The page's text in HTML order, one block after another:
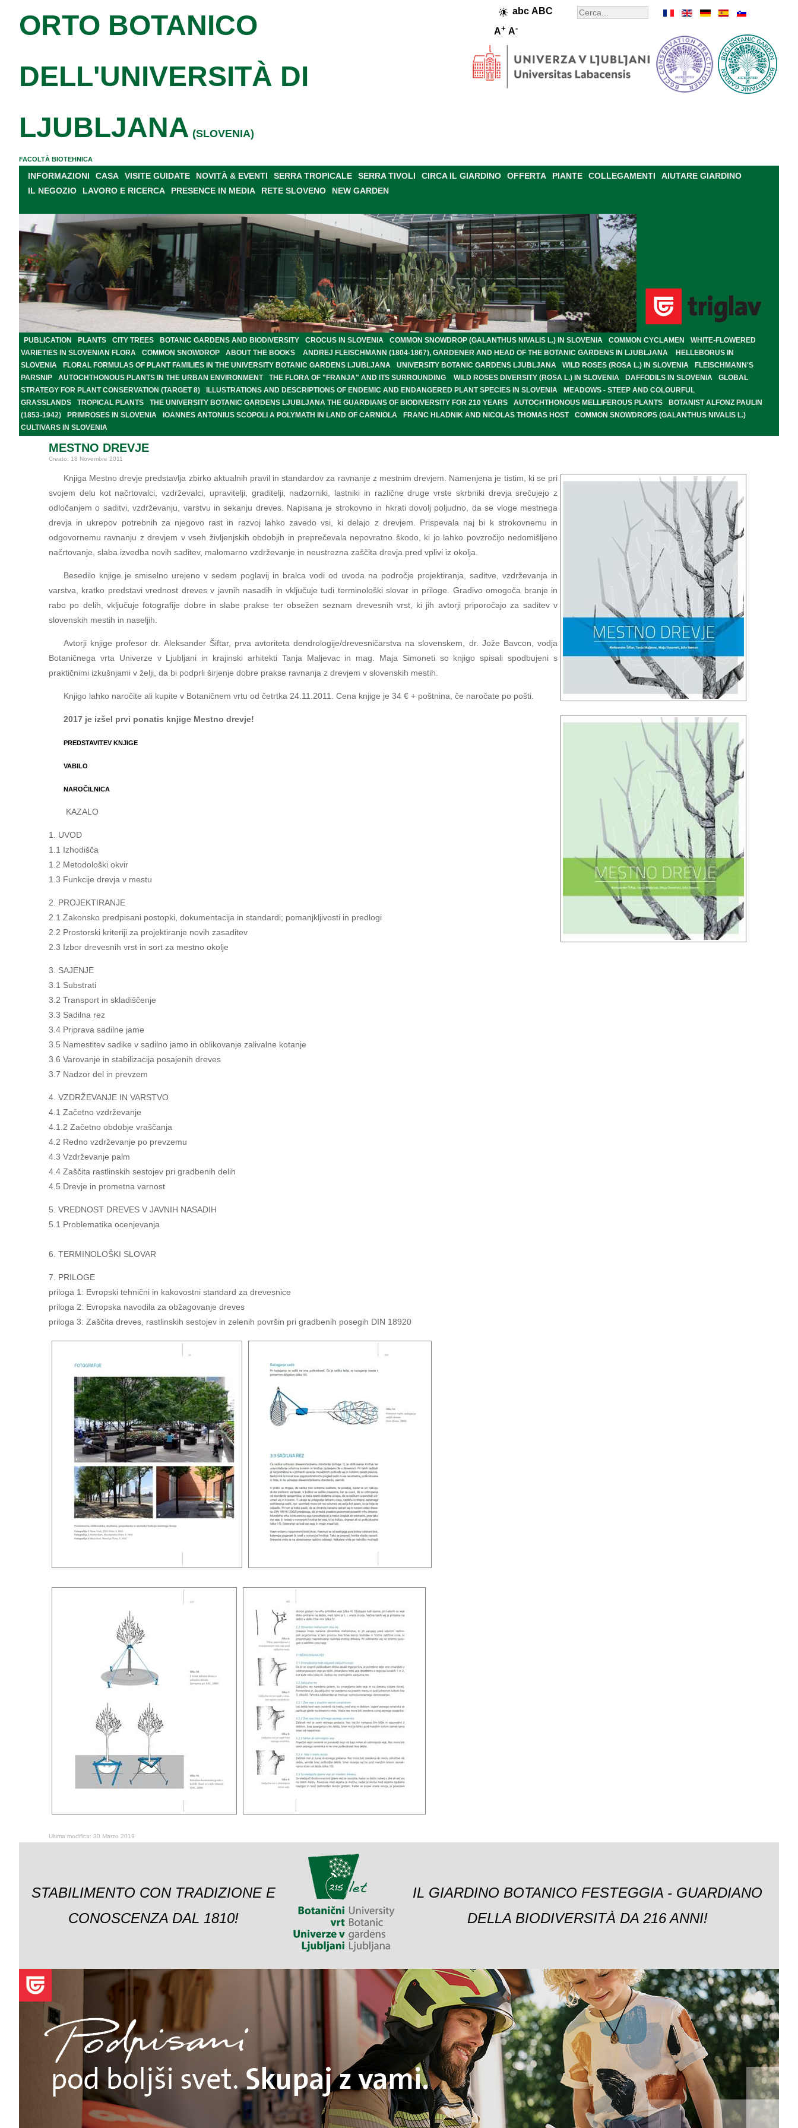
abc ABC
A+ A-
ORTO BOTANICO
DELL'UNIVERSITÀ DI
LJUBLJANA (SLOVENIA)
FACOLTÀ BIOTEHNICA
INFORMAZIONI CASA VISITE GUIDATE NOVITÀ & EVENTI SERRA TROPICALE SERRA TIVOLI CIRCA IL GIARDINO OFFERTA PIANTE COLLEGAMENTI
AIUTARE GIARDINO
IL NEGOZIO
LAVORO E RICERCA PRESENCE IN MEDIA RETE SLOVENO NEW GARDEN
PUBLICATION PLANTS CITY TREES BOTANIC GARDENS AND BIODIVERSITY CROCUS IN SLOVENIA COMMON SNOWDROP (GALANTHUS NIVALIS L.) IN SLOVENIA COMMON CYCLAMEN
WHITE-FLOWERED
VARIETIES IN SLOVENIAN FLORA
COMMON SNOWDROP ABOUT THE BOOKS ANDREJ FLEISCHMANN (1804-1867), GARDENER AND HEAD OF THE BOTANIC GARDENS IN LJUBLJANA
HELLEBORUS IN
SLOVENIA
FLORAL FORMULAS OF PLANT FAMILIES IN THE UNIVERSITY BOTANIC GARDENS LJUBLJANA UNIVERSITY BOTANIC GARDENS LJUBLJANA WILD ROSES (ROSA L.) IN SLOVENIA
FLEISCHMANN'S
PARSNIP
AUTOCHTHONOUS PLANTS IN THE URBAN ENVIRONMENT THE FLORA OF "FRANJA" AND ITS SURROUNDING WILD ROSES DIVERSITY (ROSA L.) IN SLOVENIA DAFFODILS IN SLOVENIA
GLOBAL
STRATEGY FOR PLANT CONSERVATION (TARGET 8)
ILLUSTRATIONS AND DESCRIPTIONS OF ENDEMIC AND ENDANGERED PLANT SPECIES IN SLOVENIA
MEADOWS - STEEP AND COLOURFUL
GRASSLANDS
TROPICAL PLANTS THE UNIVERSITY BOTANIC GARDENS LJUBLJANA THE GUARDIANS OF BIODIVERSITY FOR 210 YEARS AUTOCHTHONOUS MELLIFEROUS PLANTS
BOTANIST ALFONZ PAULIN
(1853-1942)
PRIMROSES IN SLOVENIA IOANNES ANTONIUS SCOPOLI A POLYMATH IN LAND OF CARNIOLA FRANC HLADNIK AND NICOLAS THOMAS HOST
COMMON SNOWDROPS (GALANTHUS NIVALIS L.)
CULTIVARS IN SLOVENIA
MESTNO DREVJE
Creato: 18 Novembre 2011
Knjiga Mestno drevje predstavlja zbirko aktualnih pravil in standardov za ravnanje z mestnim drevjem. Namenjena je tistim, ki se pri
svojem delu kot načrtovalci, vzdrževalci, upravitelji, graditelji, nadzorniki, lastniki in različne druge vrste skrbniki drevja srečujejo z
odločanjem o saditvi, vzdrževanju, varstvu in sekanju dreves. Napisana je strokovno in hkrati dovolj poljudno, da se vloge mestnega
drevja in ukrepov potrebnih za njegovo rast in razvoj lahko zavedo vsi, ki delajo z drevjem. Prispevala naj bi k strokovnemu in
odgovornemu ravnanju z drevjem v vseh življenjskih obdobjih in preprečevala nepovratno škodo, ki jo lahko povzročijo nedomišljeno
načrtovanje, slaba izvedba novih saditev, malomarno vzdrževanje in neustrezna zaščita drevja pred vplivi iz okolja.
Besedilo knjige je smiselno urejeno v sedem poglavij in bralca vodi od uvoda na področje projektiranja, saditve, vzdrževanja in
varstva, kratko predstavi vrednost dreves v javnih nasadih in vključuje tudi terminološki slovar in priloge. Gradivo omogoča branje in
rabo po delih, vključuje fotografije dobre in slabe prakse ter obsežen seznam drevesnih vrst, ki jih avtorji priporočajo za saditev v
slovenskih mestih in naseljih.
Avtorji knjige profesor dr. Aleksander Šiftar, prva avtoriteta dendrologije/drevesničarstva na slovenskem, dr. Jože Bavcon, vodja
Botaničnega vrta Univerze v Ljubljani in krajinski arhitekti Tanja Maljevac in mag. Maja Simoneti so knjigo spisali spodbujeni s
praktičnimi izkušnjami v želji, da bi podprli širjenje dobre prakse ravnanja z drevjem v slovenskih mestih.
Knjigo lahko naročite ali kupite v Botaničnem vrtu od četrtka 24.11.2011. Cena knjige je 34 € + poštnina, če naročate po pošti.
2017 je izšel prvi ponatis knjige Mestno drevje!
PREDSTAVITEV KNJIGE
VABILO
NAROČILNICA
KAZALO
1. UVOD
1.1 Izhodišča
1.2 Metodološki okvir
1.3 Funkcije drevja v mestu
2. PROJEKTIRANJE
2.1 Zakonsko predpisani postopki, dokumentacija in standardi; pomanjkljivosti in predlogi
2.2 Prostorski kriteriji za projektiranje novih zasaditev
2.3 Izbor drevesnih vrst in sort za mestno okolje
3. SAJENJE
3.1 Substrati
3.2 Transport in skladiščenje
3.3 Sadilna rez
3.4 Priprava sadilne jame
3.5 Namestitev sadike v sadilno jamo in oblikovanje zalivalne kotanje
3.6 Varovanje in stabilizacija posajenih dreves
3.7 Nadzor del in prevzem
4. VZDRŽEVANJE IN VARSTVO
4.1 Začetno vzdrževanje
4.1.2 Začetno obdobje vraščanja
4.2 Redno vzdrževanje po prevzemu
4.3 Vzdrževanje palm
4.4 Zaščita rastlinskih sestojev pri gradbenih delih
4.5 Drevje in prometna varnost
5. VREDNOST DREVES V JAVNIH NASADIH
5.1 Problematika ocenjevanja
6. TERMINOLOŠKI SLOVAR
7. PRILOGE
priloga 1: Evropski tehnični in kakovostni standard za drevesnice
priloga 2: Evropska navodila za obžagovanje dreves
priloga 3: Zaščita dreves, rastlinskih sestojev in zelenih površin pri gradbenih posegih DIN 18920
Ultima modifica: 30 Marzo 2019
STABILIMENTO CON TRADIZIONE E
CONOSCENZA DAL 1810!
IL GIARDINO BOTANICO FESTEGGIA - GUARDIANO
DELLA BIODIVERSITÀ DA 216 ANNI!